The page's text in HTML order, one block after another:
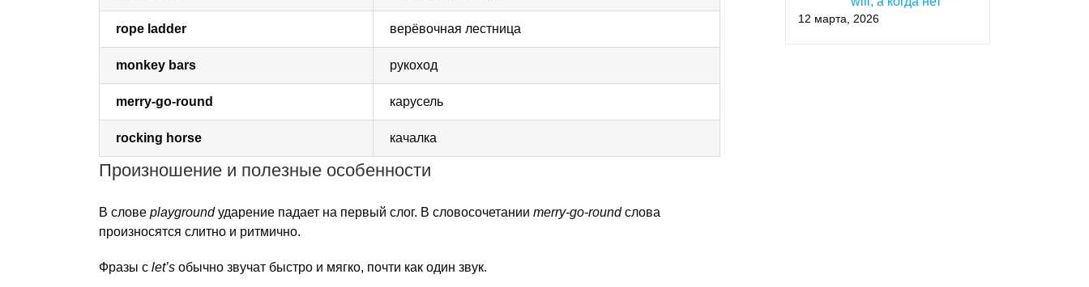
rope ladder верёвочная лестница
monkey bars рукоход
merry-go-round карусель
rocking horse качалка
Произношение и полезные особенности
В слове playgroundударение падает на первый слог. В словосочетании merry-go-roundслова
произносятся слитно и ритмично.
Фразы с let’s обычно звучат быстро и мягко, почти как один звук.
12 марта, 2026